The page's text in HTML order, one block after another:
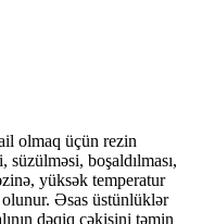
olmaq üçün rezin
süzülməsi, boşaldılması,
yüksək temperatur
Əsas üstünlüklər
dəqiq çəkisini təmin